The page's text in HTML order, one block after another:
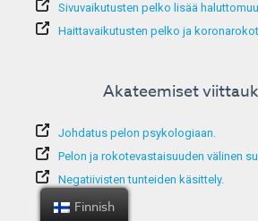
Sivuvaikutusten pelko lisää
Haittavaikutusten pelko ja
Akateemiset
Johdatus pelon psykologiaan.
Pelon ja rokotevastaisuuden välinen
Negatiivisten tunteiden käsittely.
Finnish